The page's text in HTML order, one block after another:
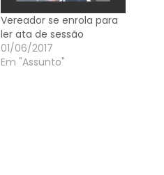
Vereador se enrola para
ler ata de sessão
01/06/2017
Em "Assunto"